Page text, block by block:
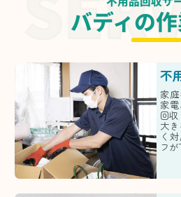
バディの
不
家
家
回収
大
く
フ